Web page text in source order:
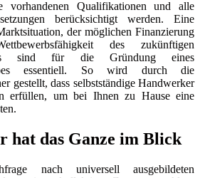
vorhandenen Qualifikationen und alle
berücksichtigt werden. Eine
der möglichen Finanzierung
des zukünftigen
sind für die Gründung eines
essentiell. So wird durch die
gestellt, dass selbstständige Handwerker
erfüllen, um bei Ihnen zu Hause eine
hat das Ganze im Blick
nach universell ausgebildeten